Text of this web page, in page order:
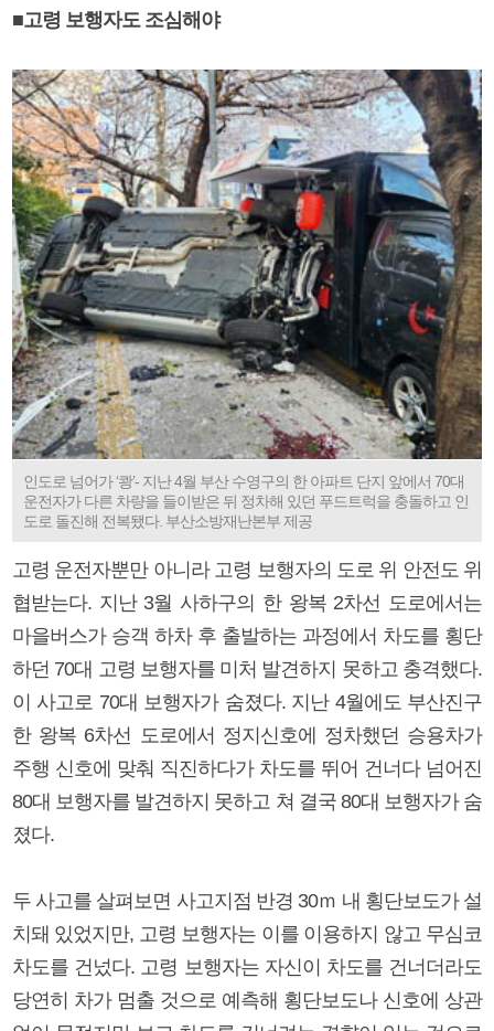
■고령 보행자도 조심해야
인도로 넘어가 ‘쾅’- 지난 4월 부산 수영구의 한 아파트 단지 앞에서 70대
운전자가 다른 차량을 들이받은 뒤 정차해 있던 푸드트럭을 충돌하고 인
도로 돌진해 전복됐다. 부산소방재난본부 제공
고령 운전자뿐만 아니라 고령 보행자의 도로 위 안전도 위
협받는다. 지난 3월 사하구의 한 왕복 2차선 도로에서는
마을버스가 승객 하차 후 출발하는 과정에서 차도를 횡단
하던 70대 고령 보행자를 미처 발견하지 못하고 충격했다.
이 사고로 70대 보행자가 숨졌다. 지난 4월에도 부산진구
한 왕복 6차선 도로에서 정지신호에 정차했던 승용차가
주행 신호에 맞춰 직진하다가 차도를 뛰어 건너다 넘어진
80대 보행자를 발견하지 못하고 쳐 결국 80대 보행자가 숨
졌다.
두 사고를 살펴보면 사고지점 반경 30ｍ 내 횡단보도가 설
치돼 있었지만, 고령 보행자는 이를 이용하지 않고 무심코
차도를 건넜다. 고령 보행자는 자신이 차도를 건너더라도
당연히 차가 멈출 것으로 예측해 횡단보도나 신호에 상관